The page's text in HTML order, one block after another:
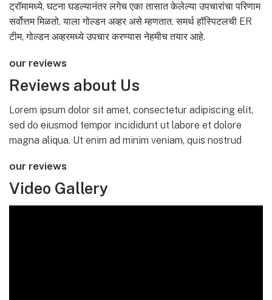
ट्रॉमामध्ये, घटना घडल्यानंतर लगेच एका तासात केलेल्या उपचारांचा परिणाम
सर्वोत्तम मिळतो. याला गोल्डन अव्हर असे म्हणतात. समर्थ हॉस्पिटलची ER
टीम, गोल्डन अव्हरमध्ये उपचार करण्यास नेहमीच तयार आहे.
our reviews
Reviews about Us
Lorem ipsum dolor sit amet, consectetur adipiscing elit,
sed do eiusmod tempor incididunt ut labore et dolore
magna aliqua. Ut enim ad minim veniam, quis nostrud
our reviews
Video Gallery